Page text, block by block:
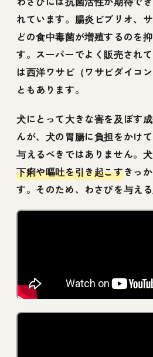
れています。腸炎ビブリオ、
どの食中毒菌が増殖するのを
す。スーパーでよく販売され
は西洋ワサビ（ワサビダイコ
ともあります。
犬にとって大きな害を及ぼす
んが、犬の胃腸に負担をかけ
与えるべきではありません。
下痢や嘔吐を引き起こすきっ
す。そのため、わさびを与え